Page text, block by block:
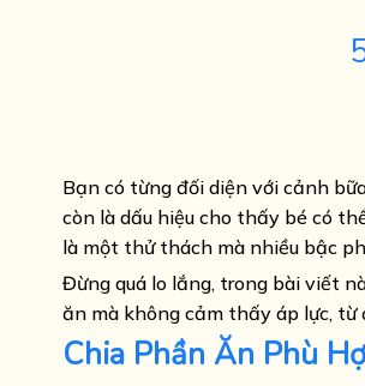
Bạn có từng đối diện với cảnh
còn là dấu hiệu cho thấy bé có
là một thử thách mà nhiều bậc
Đừng quá lo lắng, trong bài viết
ăn mà không cảm thấy áp lực,
Chia Phần Ăn Phù